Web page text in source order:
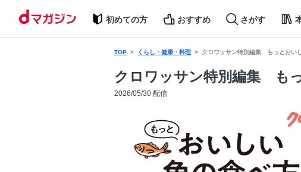
初めての方 おすすめ さがす
TOP くらし・健康・料理 クロワッサン特別編集 もっとおい
クロワッサン特別編集 も
2026/05/30 配信